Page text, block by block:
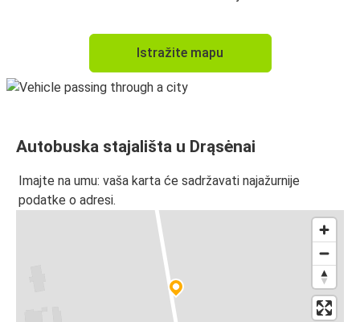
Istražite mapu
Autobuska stajališta u Drąsėnai
Imajte na umu: vaša karta će sadržavati najažurnije
podatke o adresi.